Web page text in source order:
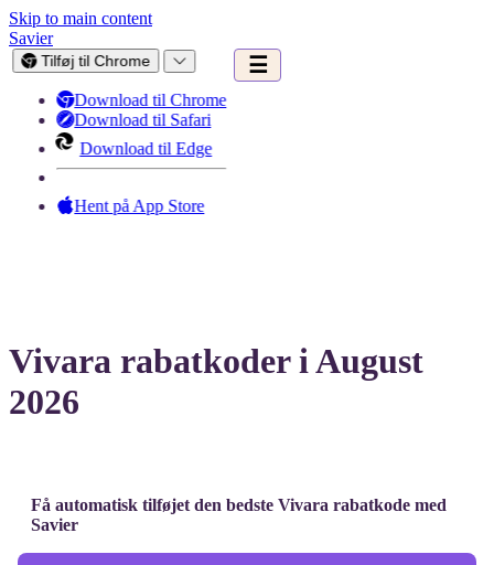
Skip to main content
Savier
Tilføj til Chrome
Download til Chrome
Download til Safari
Download til Edge
Hent på App Store
☰
Vivara rabatkoder i August
2026
Få automatisk tilføjet den bedste Vivara rabatkode med
Savier